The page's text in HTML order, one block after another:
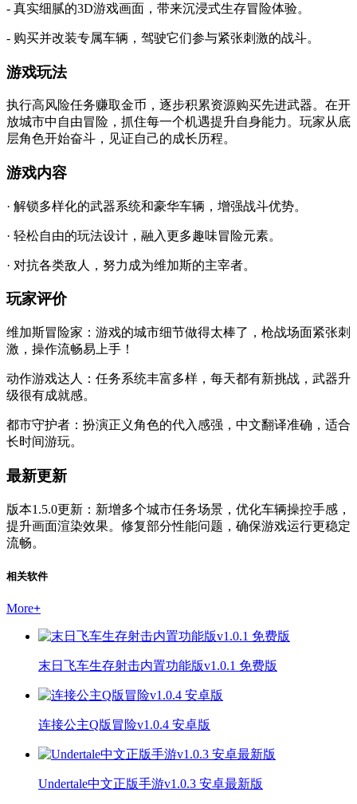
- 真实细腻的3D游戏画面，带来沉浸式生存冒险体验。
- 购买并改装专属车辆，驾驶它们参与紧张刺激的战斗。
游戏玩法
执行高风险任务赚取金币，逐步积累资源购买先进武器。在开
放城市中自由冒险，抓住每一个机遇提升自身能力。玩家从底
层角色开始奋斗，见证自己的成长历程。
游戏内容
· 解锁多样化的武器系统和豪华车辆，增强战斗优势。
· 轻松自由的玩法设计，融入更多趣味冒险元素。
· 对抗各类敌人，努力成为维加斯的主宰者。
玩家评价
维加斯冒险家：游戏的城市细节做得太棒了，枪战场面紧张刺
激，操作流畅易上手！
动作游戏达人：任务系统丰富多样，每天都有新挑战，武器升
级很有成就感。
都市守护者：扮演正义角色的代入感强，中文翻译准确，适合
长时间游玩。
最新更新
版本1.5.0更新：新增多个城市任务场景，优化车辆操控手感，
提升画面渲染效果。修复部分性能问题，确保游戏运行更稳定
流畅。
相关软件
More+
末日飞车生存射击内置功能版v1.0.1 免费版
连接公主Q版冒险v1.0.4 安卓版
Undertale中文正版手游v1.0.3 安卓最新版